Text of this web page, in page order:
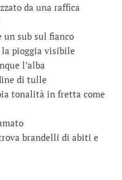
da una raffica
un sub sul fianco
pioggia visibile
l’alba
di tulle
tonalità in fretta come
brandelli di abiti e